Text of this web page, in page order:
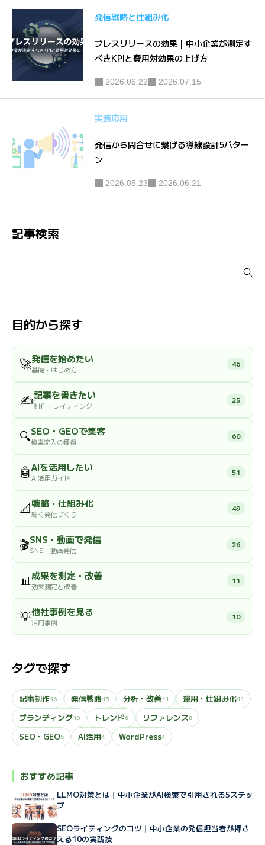
発信戦略と仕組み化
プレスリリースの効果｜中小企業が測定す
べきKPIと費用対効果の上げ方
2026.06.22 2026.07.15
実践応用
発信から問合せに繋げる導線設計5パター
ン
2026.05.23 2026.06.21
記事検索
対
:目的から探す
🚀発信を始めたい
基礎・はじめ方
46
✍️記事を書きたい
制作・ライティング
25
🔍SEO・GEOで集客
検索流入の獲得
60
🤖AIを活用したい
AI活用ガイド
51
📐戦略・仕組み化
続く発信づくり
49
🎬SNS・動画で発信
SNS・動画発信
26
📊成果を測定・改善
効果測定と改善
11
💡他社事例を見る
活用事例
10
タグで探す
記事制作16 発信戦略13 分析・改善11 運用・仕組み化11
ブランディング10 トレンド8 リファレンス8
SEO・GEO5 AI活用4 WordPress4
おすすめ記事
LLMO対策とは｜中小企業がAI検索で引用される5ステッ
プ
SEOライティングのコツ｜中小企業の発信担当者が押さ
える10の実践技